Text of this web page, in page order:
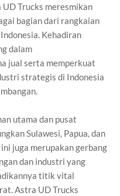
UD Trucks meresmikan
bagian dari rangkaian
Indonesia. Kehadiran
dalam
jual serta memperkuat
strategis di Indonesia
utama dan pusat
Sulawesi, Papua, dan
juga merupakan gerbang
dan industri yang
titik vital
Astra UD Trucks